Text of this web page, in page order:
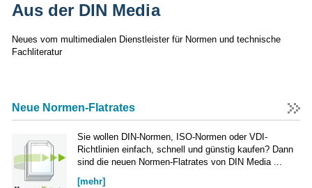
Aus der DIN Media
Neues vom multimedialen Dienstleister für Normen und technische
Fachliteratur
Neue Normen-Flatrates
Sie wollen DIN-Normen, ISO-Normen oder VDI-
Richtlinien einfach, schnell und günstig kaufen? Dann
sind die neuen Normen-Flatrates von DIN Media ...
[mehr]